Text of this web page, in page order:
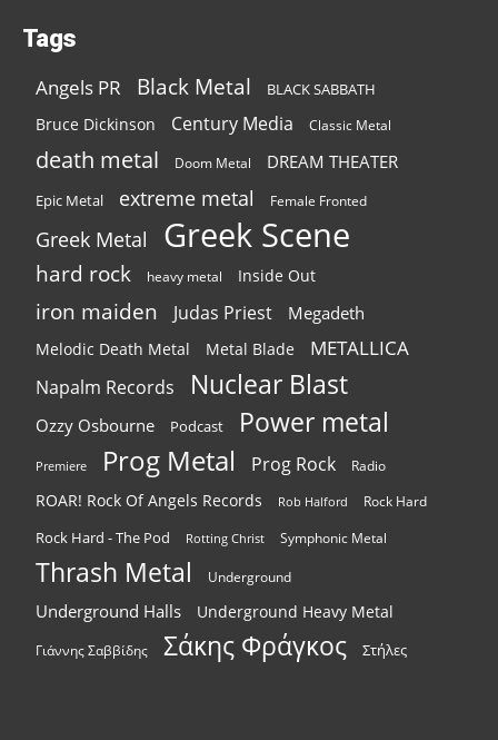
Tags
Angels PR Black Metal BLACK SABBATH
Bruce Dickinson Century Media Classic Metal
death metal Doom Metal DREAM THEATER
Epic Metal extreme metal Female Fronted
Greek Metal Greek Scene
hard rock heavy metal Inside Out
iron maiden Judas Priest Megadeth
Melodic Death Metal Metal Blade METALLICA
Napalm Records Nuclear Blast
Ozzy Osbourne Podcast Power metal
Premiere Prog Metal Prog Rock Radio
ROAR! Rock Of Angels Records Rob Halford Rock Hard
Rock Hard - The Pod Rotting Christ Symphonic Metal
Thrash Metal Underground
Underground Halls Underground Heavy Metal
Γιάννης Σαββίδης Σάκης Φράγκος Στήλες